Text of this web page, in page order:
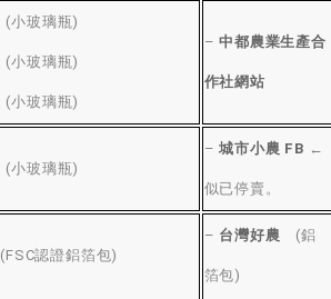
(小玻璃瓶)
(小玻璃瓶)
(小玻璃瓶)
–中都農業生產合
作社網站
(小玻璃瓶)
–城市小農 FB ←
似已停賣。
(FSC認證鋁箔包)
– 台灣好農 (鋁
箔包)